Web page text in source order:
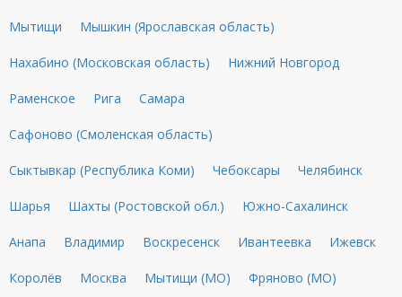
Мытищи Мышкин (Ярославская область)
Нахабино (Московская область) Нижний Новгород
Раменское Рига Самара
Сафоново (Смоленская область)
Сыктывкар (Республика Коми) Чебоксары Челябинск
Шарья Шахты (Ростовской обл.) Южно-Сахалинск
Анапа Владимир Воскресенск Ивантеевка Ижевск
Королёв Москва Мытищи (МО) Фряново (МО)